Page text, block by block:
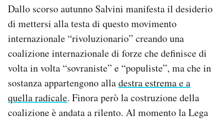
Dallo scorso autunno Salvini manifesta il desiderio
di mettersi alla testa di questo movimento
internazionale “rivoluzionario” creando una
coalizione internazionale di forze che definisce di
volta in volta “sovraniste” e “populiste”, ma che in
sostanza appartengono alladestra estrema e a
quella radicale. Finora però la costruzione della
coalizione è andata a rilento. Al momento la Lega